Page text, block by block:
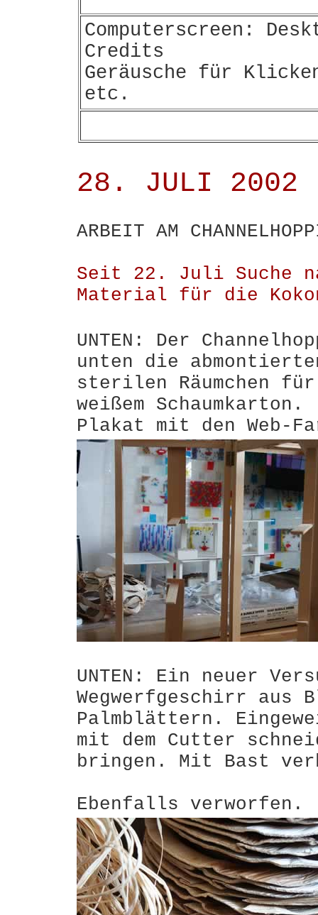
Computerscreen:
Credits
Geräusche für
etc.
28. JULI 2002
ARBEIT AM
Seit 22. Juli Suche
Material für die
UNTEN: Der
unten die
sterilen Räumchen
weißem
Plakat mit den Web-
UNTEN: Ein neuer
Wegwerfgeschirr aus
Palmblättern.
mit dem Cutter
bringen. Mit Bast
Ebenfalls verworfen.